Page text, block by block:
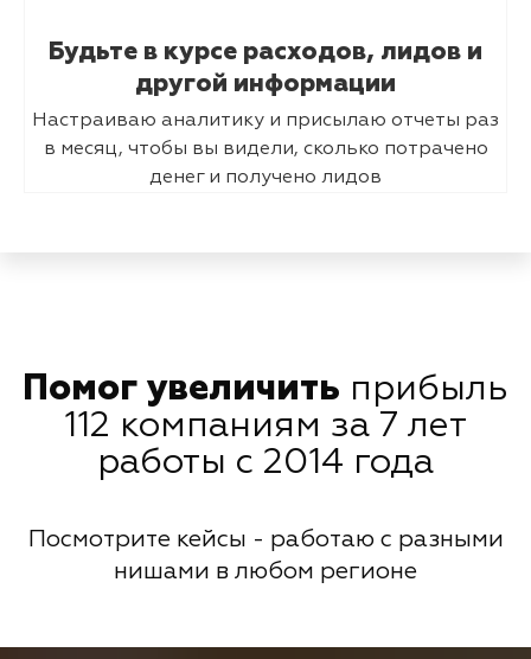
Будьте в курсе расходов, лидов и
другой информации
Настраиваю аналитику и присылаю отчеты раз
в месяц, чтобы вы видели, сколько потрачено
денег и получено лидов
Помог увеличить прибыль
112 компаниям за 7 лет
работы с 2014 года
Посмотрите кейсы - работаю с разными
нишами в любом регионе